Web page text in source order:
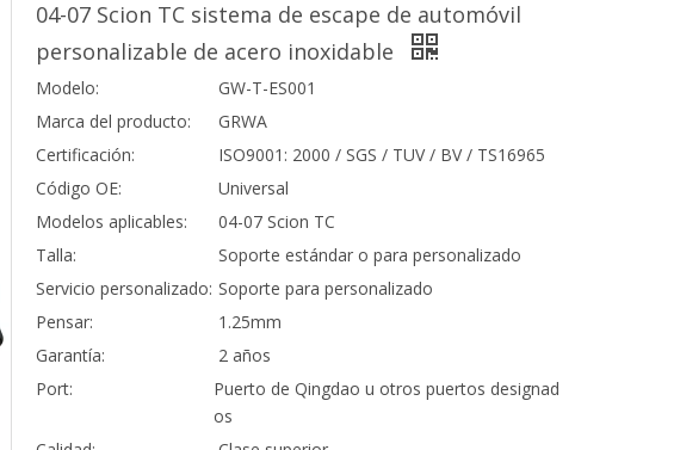
04-07 Scion TC sistema de escape de automóvil
personalizable de acero inoxidable
Modelo:
GW-T-ES001
Marca del producto:
GRWA
Certificación:
ISO9001: 2000 / SGS / TUV / BV / TS16965
Código OE:
Universal
Modelos aplicables:
04-07 Scion TC
Talla:
Soporte estándar o para personalizado
Servicio personalizado: Soporte para personalizado
Pensar:
1.25mm
Garantía:
2 años
Port:
Puerto de Qingdao u otros puertos designad
os